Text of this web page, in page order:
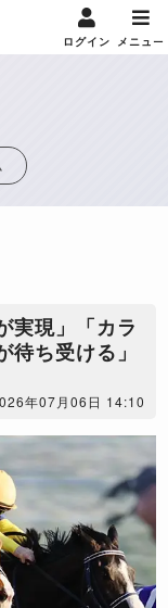
ログイン メニュー
実現」「カラ
ち受ける」
年07月06日 14:10